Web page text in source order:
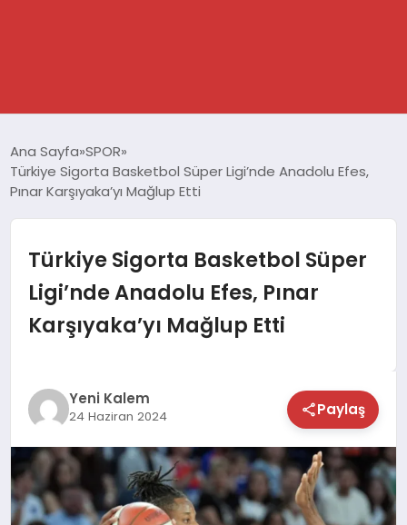
SPOR
EKONOMİ
YAŞAM
SAĞLIK
MAGAZİN
EĞİTİM
Ana Sayfa SPOR
Türkiye Sigorta Basketbol Süper Ligi’nde Anadolu Efes,
Pınar Karşıyaka’yı Mağlup Etti
Türkiye Sigorta Basketbol Süper
Ligi’nde Anadolu Efes, Pınar
Karşıyaka’yı Mağlup Etti
Yeni Kalem
24 Haziran 2024 Paylaş